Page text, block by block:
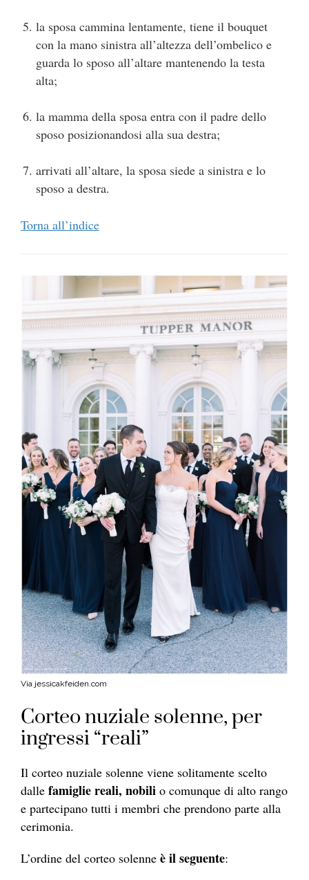
la sposa cammina lentamente, tiene il bouquet
con la mano sinistra all’altezza dell’ombelico e
guarda lo sposo all’altare mantenendo la testa
alta;
la mamma della sposa entra con il padre dello
sposo posizionandosi alla sua destra;
arrivati all’altare, la sposa siede a sinistra e lo
sposo a destra.
Torna all’indice
Via jessicakfeiden.com
Corteo nuziale solenne, per
ingressi “reali”
Il corteo nuziale solenne viene solitamente scelto
dalle famiglie reali, nobili o comunque di alto rango
e partecipano tutti i membri che prendono parte alla
cerimonia.
L’ordine del corteo solenne è il seguente: